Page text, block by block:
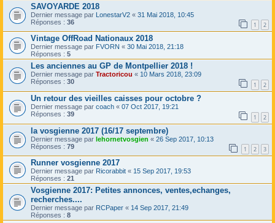
SAVOYARDE 2018
Dernier message par LonestarV2 « 31 Mai 2018, 10:45
Réponses : 36 1 2
Vintage OffRoad Nationaux 2018
Dernier message par FVORN « 30 Mai 2018, 21:18
Réponses : 5
Les anciennes au GP de Montpellier 2018 !
Dernier message par Tractoricou « 10 Mars 2018, 23:09
Réponses : 30 1 2
Un retour des vieilles caisses pour octobre ?
Dernier message par coach « 07 Oct 2017, 19:21
Réponses : 39 1 2
la vosgienne 2017 (16/17 septembre)
Dernier message par lehornetvosgien « 26 Sep 2017, 10:13
Réponses : 79 1 2 3
Runner vosgienne 2017
Dernier message par Ricorabbit « 15 Sep 2017, 19:53
Réponses : 21
Vosgienne 2017: Petites annonces, ventes,echanges,
recherches....
Dernier message par RCPaper « 14 Sep 2017, 21:49
Réponses : 8